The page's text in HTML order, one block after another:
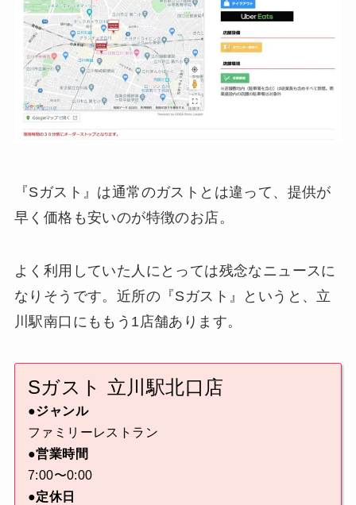
『Sガスト』は通常のガストとは違って、提供が
早く価格も安いのが特徴のお店。
よく利用していた人にとっては残念なニュースに
なりそうです。近所の『Sガスト』というと、立
川駅南口にももう1店舗あります。
Sガスト 立川駅北口店
●ジャンル
ファミリーレストラン
●営業時間
7:00〜0:00
●定休日